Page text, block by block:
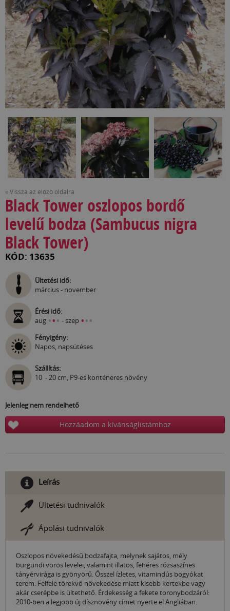
« Vissza az előző oldalra
Black Tower oszlopos bordő
levelű bodza (Sambucus nigra
Black Tower)
KÓD: 13635
Ültetési idő:
március - november
Érési idő:
aug ••• - szep •••
Fényigény:
Napos, napsütéses
Szállítás:
10 - 20 cm, P9-es konténeres növény
Jelenleg nem rendelhető
Hozzáadom a kívánságlistámhoz
Leírás
Ültetési tudnivalók
Ápolási tudnivalók
Oszlopos növekedésű bodzafajta, melynek sajátos, mély
burgundi vörös levelei, valamint illatos, fehéres rózsaszínes
tányérvirága is gyönyörű. Ősszel ízletes, vitamindús bogyókat
terem. Felfele törekvő növekedése miatt kisebb kertekbe vagy
akár cserépbe is ültethető. Érdekesség a fekete toronybodzáról:
2010-ben a legjobb új dísznövény címet nyerte el Angliában.